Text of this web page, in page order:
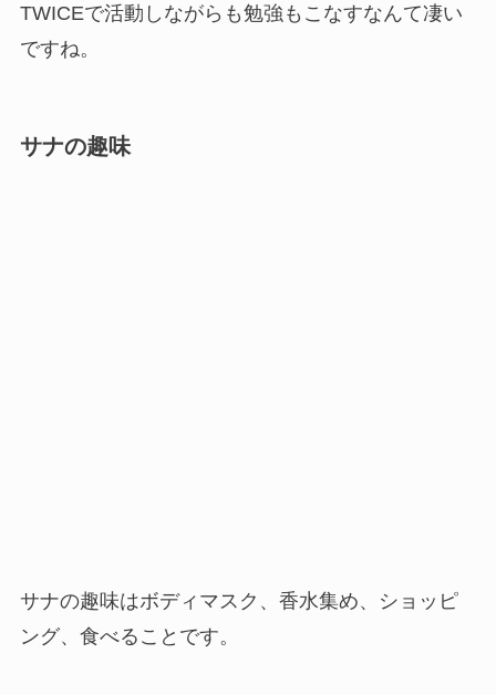
TWICEで活動しながらも勉強もこなすなんて凄い
ですね。
サナの趣味
サナの趣味はボディマスク、香水集め、ショッピ
ング、食べることです。